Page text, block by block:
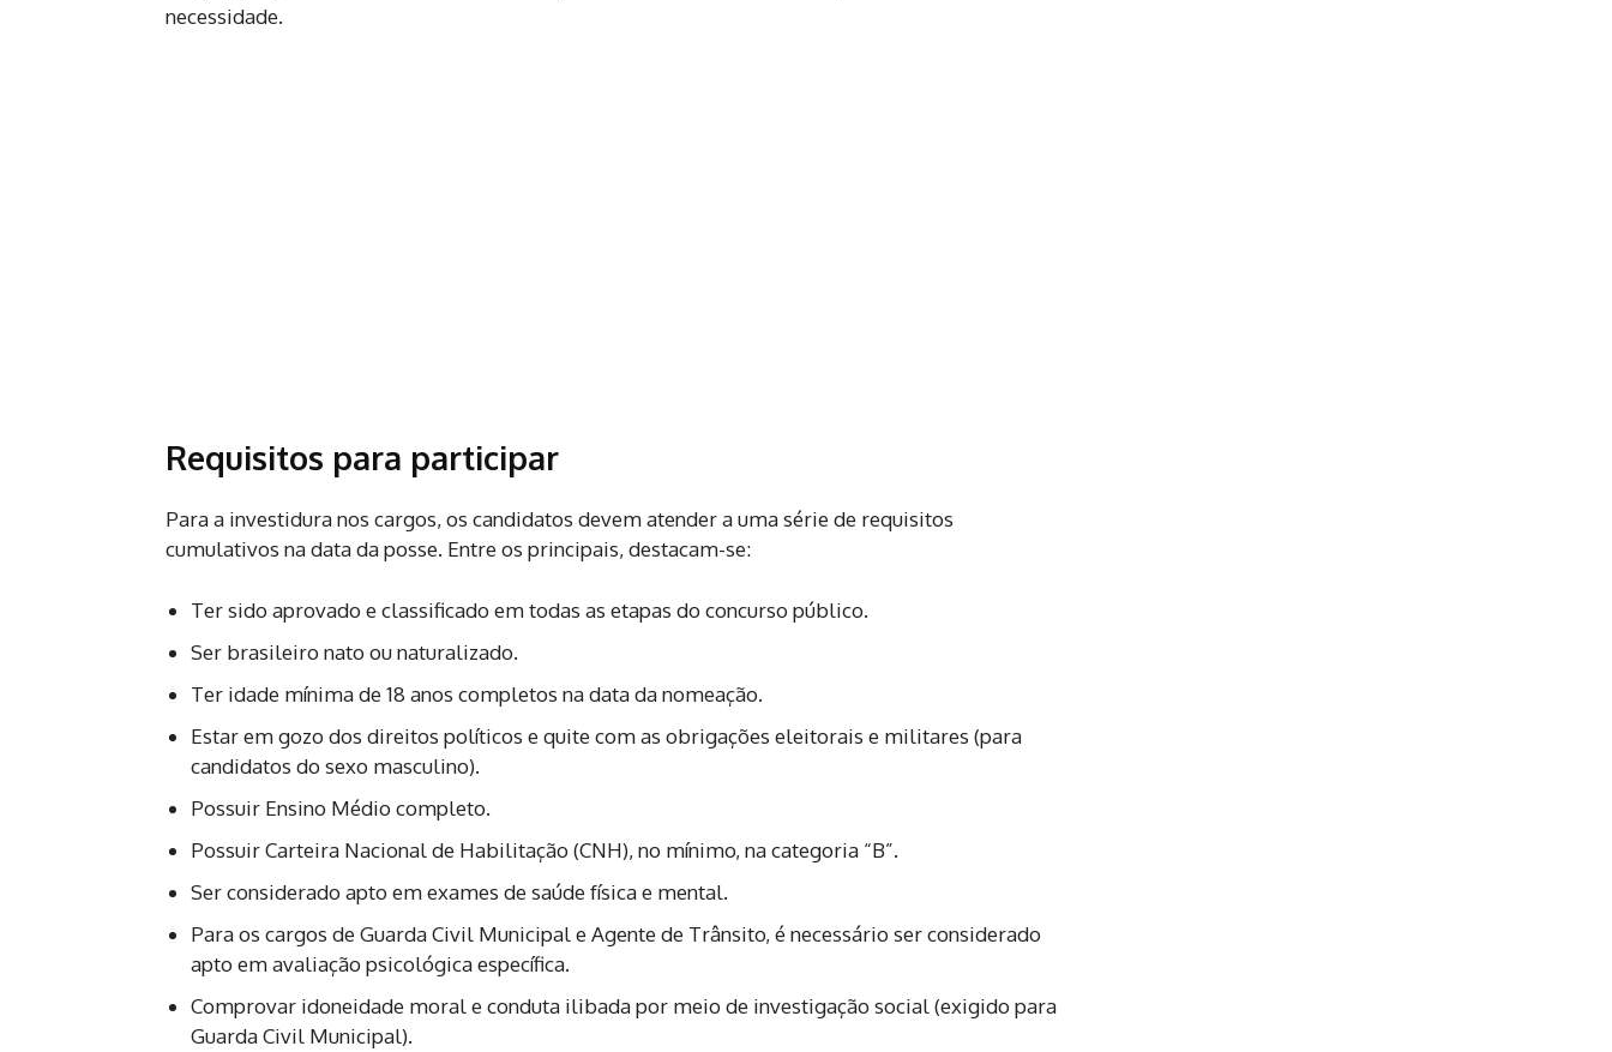
necessidade.
Requisitos para participar
Para a investidura nos cargos, os candidatos devem atender a uma série de requisitos
cumulativos na data da posse. Entre os principais, destacam-se:
Ter sido aprovado e classificado em todas as etapas do concurso público.
Ser brasileiro nato ou naturalizado.
Ter idade mínima de 18 anos completos na data da nomeação.
Estar em gozo dos direitos políticos e quite com as obrigações eleitorais e militares (para
candidatos do sexo masculino).
Possuir Ensino Médio completo.
Possuir Carteira Nacional de Habilitação (CNH), no mínimo, na categoria “B”.
Ser considerado apto em exames de saúde física e mental.
Para os cargos de Guarda Civil Municipal e Agente de Trânsito, é necessário ser considerado
apto em avaliação psicológica específica.
Comprovar idoneidade moral e conduta ilibada por meio de investigação social (exigido para
Guarda Civil Municipal).